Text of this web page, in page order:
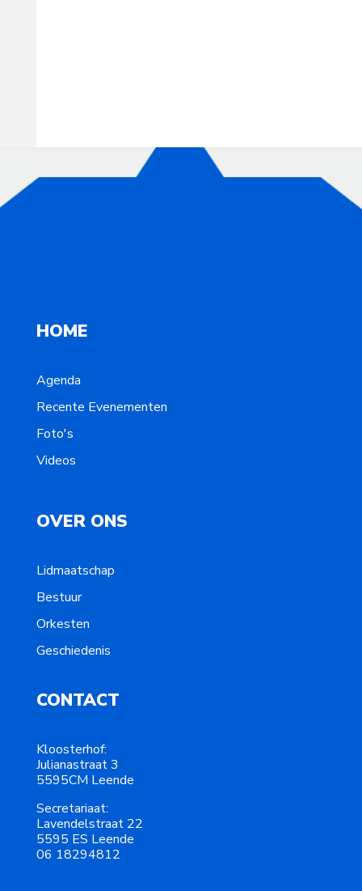
HOME
Agenda
Recente Evenementen
Foto's
Videos
OVER ONS
Lidmaatschap
Bestuur
Orkesten
Geschiedenis
CONTACT
Kloosterhof:
Julianastraat 3
5595CM Leende
Secretariaat:
Lavendelstraat 22
5595 ES Leende
06 18294812